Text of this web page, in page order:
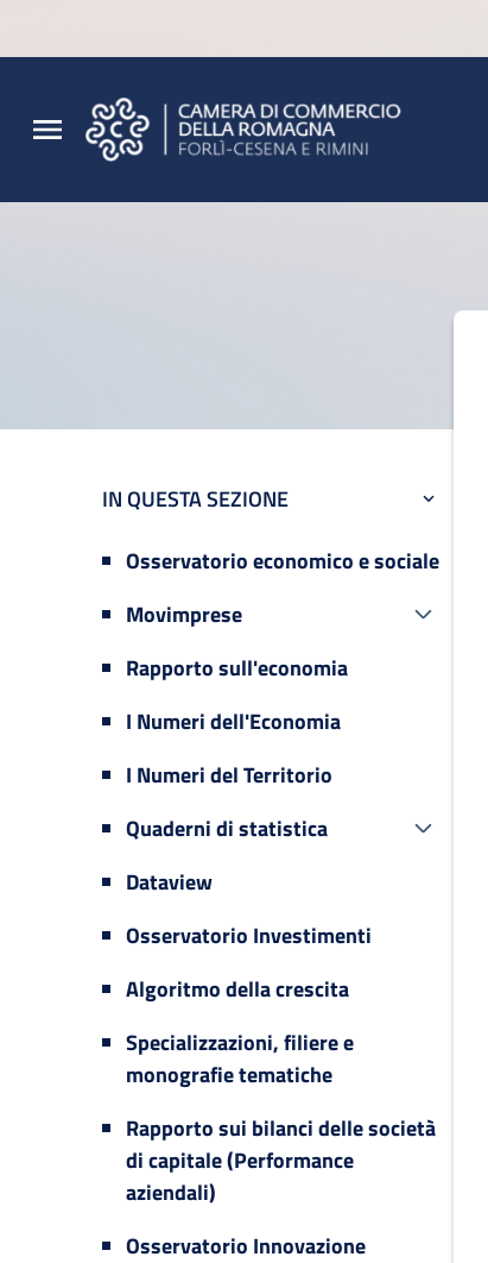
IN QUESTA SEZIONE
Osservatorio economico e sociale
Movimprese
Rapporto sull'economia
I Numeri dell'Economia
I Numeri del Territorio
Quaderni di statistica
Dataview
Osservatorio Investimenti
Algoritmo della crescita
Specializzazioni, filiere e
monografie tematiche
Rapporto sui bilanci delle società
di capitale (Performance
aziendali)
Osservatorio Innovazione